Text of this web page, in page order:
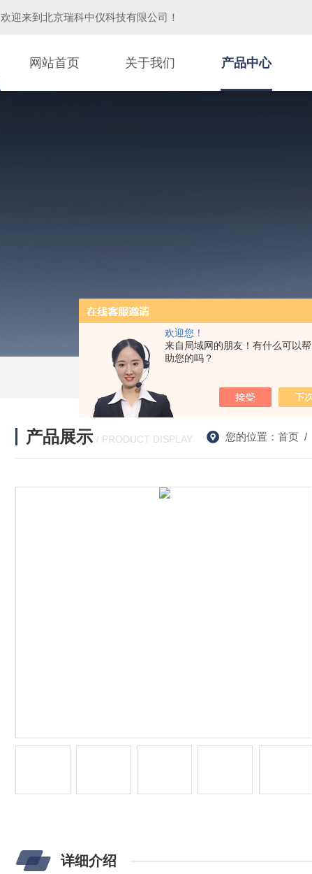
欢迎您！
来自局域网的朋友！有什么可以帮
助您的吗？
欢迎来到 北京瑞科中仪科技有限公司 ！
网站首页 关于我们 产品中心
产品展示 / PRODUCT DISPLAY 您的位置： 首页/
详细介绍